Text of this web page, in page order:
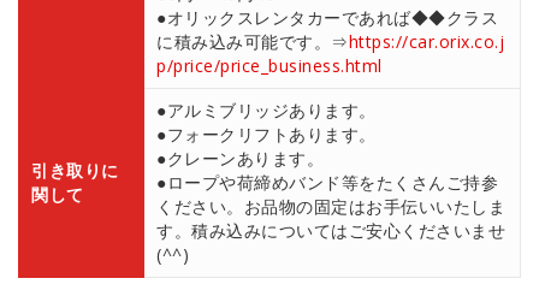
●オリックスレンタカーであれば◆◆クラス
に積み込み可能です。⇒https://car.orix.co.j
p/price/price_business.html
引き取りに
関して
●アルミブリッジあります。
●フォークリフトあります。
●クレーンあります。
●ロープや荷締めバンド等をたくさんご持参
ください。お品物の固定はお手伝いいたしま
す。積み込みについてはご安心くださいませ
(^^)